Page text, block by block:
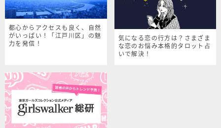
都心からアクセスも良く、自然
がいっぱい！「江戸川区」の魅
力を発信！
気になる恋の行方は？さまざま
な恋のお悩み本格的タロット占
いで解決！